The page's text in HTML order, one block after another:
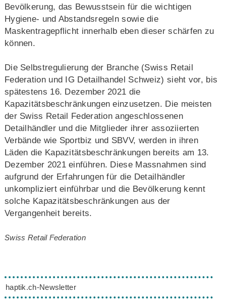
Bevölkerung, das Bewusstsein für die wichtigen
Hygiene- und Abstandsregeln sowie die
Maskentragepflicht innerhalb eben dieser schärfen zu
können.
Die Selbstregulierung der Branche (Swiss Retail
Federation und IG Detailhandel Schweiz) sieht vor, bis
spätestens 16. Dezember 2021 die
Kapazitätsbeschränkungen einzusetzen. Die meisten
der Swiss Retail Federation angeschlossenen
Detailhändler und die Mitglieder ihrer assoziierten
Verbände wie Sportbiz und SBVV, werden in ihren
Läden die Kapazitätsbeschränkungen bereits am 13.
Dezember 2021 einführen. Diese Massnahmen sind
aufgrund der Erfahrungen für die Detailhändler
unkompliziert einführbar und die Bevölkerung kennt
solche Kapazitätsbeschränkungen aus der
Vergangenheit bereits.
Swiss Retail Federation
haptik.ch-Newsletter